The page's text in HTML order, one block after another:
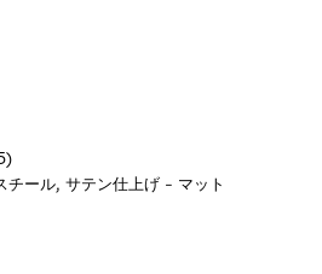
ール, サテン仕上げ - マット